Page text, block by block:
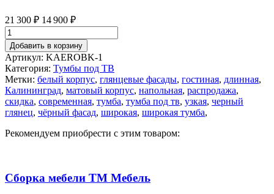
21 300 ₽ 14 900 ₽
Добавить в корзину
Артикул: KAEROBK-1
Категория: Тумбы под ТВ
Метки: белый корпус, глянцевые фасады, гостиная, длинная,
Калининград, матовый корпус, напольная, распродажа,
скидка, современная, тумба, тумба под тв, узкая, черный
глянец, чёрный фасад, широкая, широкая тумба,
Рекомендуем приобрести с этим товаром:
Сборка мебели ТМ Мебель